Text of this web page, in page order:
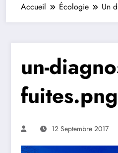
Accueil Écologie Un
un-
fuites.png
12 Septembre 2017